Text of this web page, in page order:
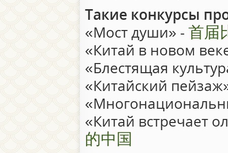
Такие конкурсы
«Мост души» - 首届
«Китай в новом
«Блестящая
«Китайский
«Китай встречает
的中国